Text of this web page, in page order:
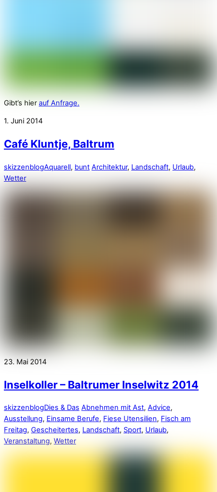
Gibt’s hierauf Anfrage.
1. Juni 2014
Café Kluntje, Baltrum
skizzenblogAquarell, bunt Architektur, Landschaft, Urlaub,
Wetter
23. Mai 2014
Inselkoller – Baltrumer Inselwitz 2014
skizzenblogDies & Das Abnehmen mit Ast, Advice,
Ausstellung, Einsame Berufe, Fiese Utensilien, Fisch am
Freitag, Gescheitertes, Landschaft, Sport, Urlaub,
Veranstaltung, Wetter